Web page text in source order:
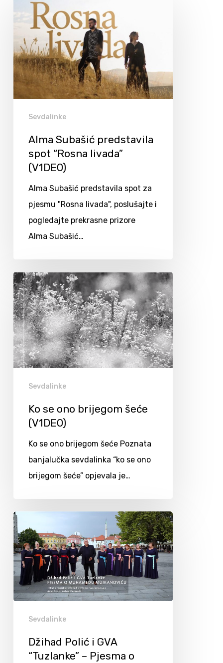
Sevdalinke
Alma Subašić predstavila
spot “Rosna livada”
(V1DEO)
Alma Subašić predstavila spot za
pjesmu "Rosna livada", poslušajte i
pogledajte prekrasne prizore
Alma Subašić…
Sevdalinke
Ko se ono brijegom šeće
(V1DEO)
Ko se ono brijegom šeće Poznata
banjalučka sevdalinka “ko se ono
brijegom šeće” opjevala je…
Sevdalinke
Džihad Polić i GVA
“Tuzlanke” – Pjesma o